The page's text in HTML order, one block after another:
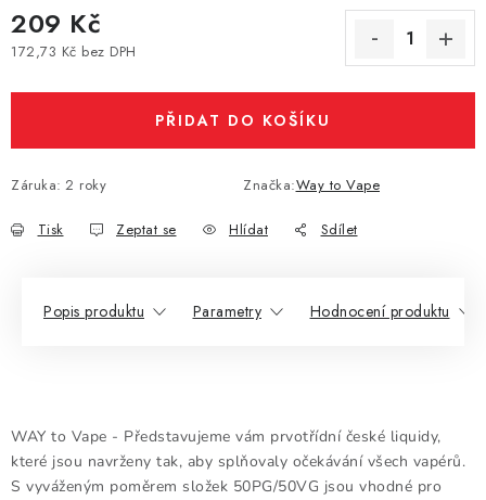
209 Kč
172,73 Kč bez DPH
PŘIDAT DO KOŠÍKU
Záruka: 2 roky Značka:Way to Vape
Tisk Zeptat se Hlídat Sdílet
Popis produktu Parametry Hodnocení produktu
WAY to Vape - Představujeme vám prvotřídní české liquidy,
které jsou navrženy tak, aby splňovaly očekávání všech vapérů.
S vyváženým poměrem složek 50PG/50VG jsou vhodné pro